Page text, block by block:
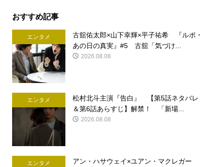
おすすめ記事
エンタメ
古舘佑太郎×山下幸輝×平子祐希 『ルポ・
あの日の真実』#5 古舘「気づけ...
2026.08.08
エンタメ
松村北斗主演『告白』 【第5話ネタバレ
＆第6話あらすじ】解禁！ 「新場...
2026.08.08
エンタメ
アン・ハサウェイ×ユアン・マクレガー